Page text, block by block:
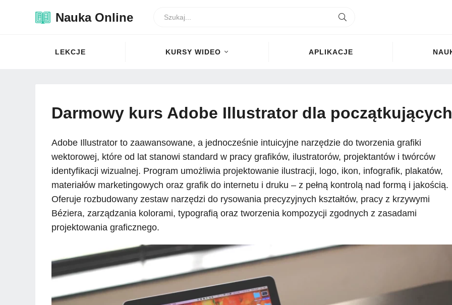
Nauka Online
LEKCJE KURSY WIDEO APLIKACJE
Darmowy kurs Adobe Illustrator dla początkujących
Adobe Illustrator to zaawansowane, a jednocześnie intuicyjne narzędzie do tworzenia grafiki
wektorowej, które od lat stanowi standard w pracy grafików, ilustratorów, projektantów i twórców
identyfikacji wizualnej. Program umożliwia projektowanie ilustracji, logo, ikon, infografik, plakatów,
materiałów marketingowych oraz grafik do internetu i druku – z pełną kontrolą nad formą i jakością.
Oferuje rozbudowany zestaw narzędzi do rysowania precyzyjnych kształtów, pracy z krzywymi
Béziera, zarządzania kolorami, typografią oraz tworzenia kompozycji zgodnych z zasadami
projektowania graficznego.